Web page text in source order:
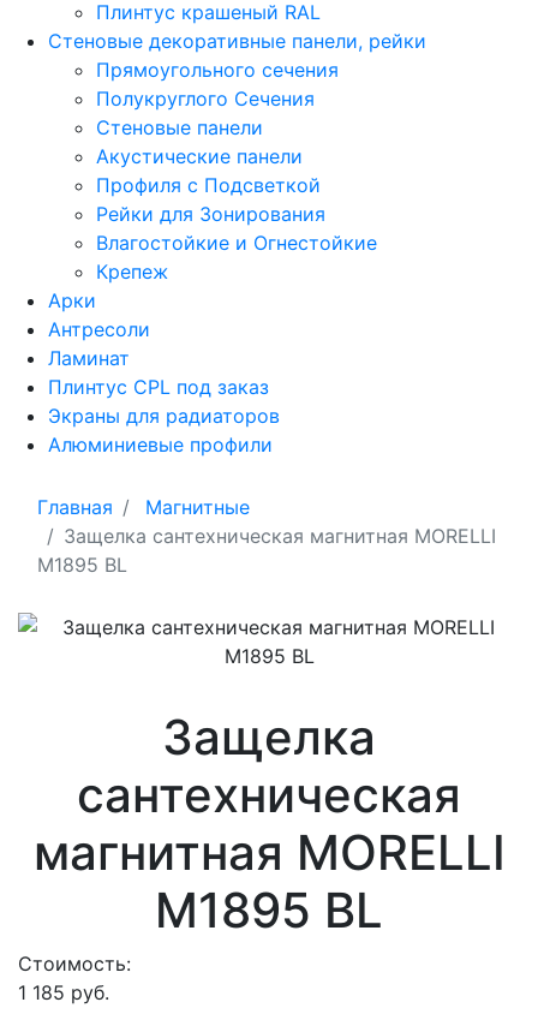
Плинтус крашеный RAL
Стеновые декоративные панели, рейки
Прямоугольного сечения
Полукруглого Сечения
Стеновые панели
Акустические панели
Профиля с Подсветкой
Рейки для Зонирования
Влагостойкие и Огнестойкие
Крепеж
Арки
Антресоли
Ламинат
Плинтус CPL под заказ
Экраны для радиаторов
Алюминиевые профили
Главная
Магнитные
Защелка сантехническая магнитная MORELLI
M1895 BL
Защелка
сантехническая
магнитная MORELLI
M1895 BL
Стоимость:
1 185 руб.